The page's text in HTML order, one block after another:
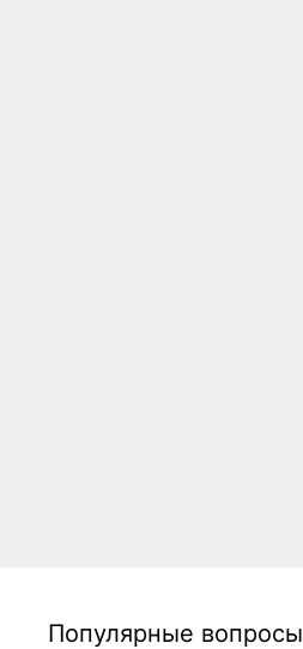
Популярные вопросы